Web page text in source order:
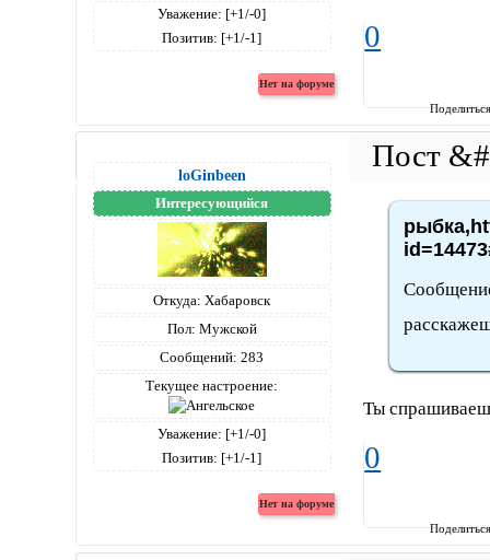
Уважение: [+1/-0]
Позитив: [+1/-1] 0
loGinbeen
Интересующийся
Откуда: Хабаровск
Пол: Мужской
Сообщений: 283
Текущее настроение:
Уважение: [+1/-0]
Позитив: [+1/-1]
Ты
0